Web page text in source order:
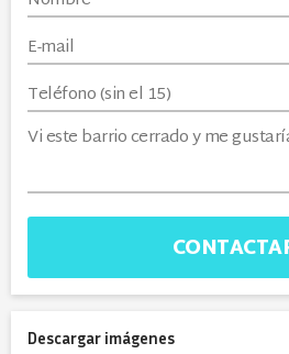
Descargar imágenes